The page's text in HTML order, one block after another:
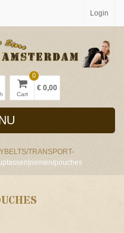
Login
Cart
0
€ 0,00
TRANSPORT-
pouches